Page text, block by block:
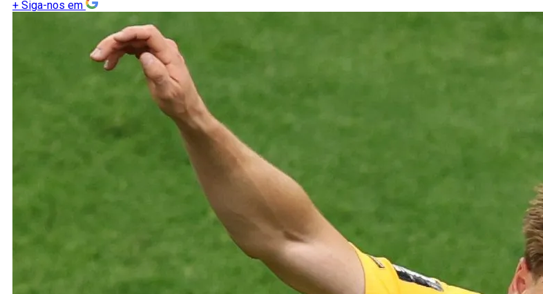
+ Siga-nos em